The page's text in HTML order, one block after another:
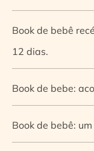
Book de bebê
12 dias.
Book de bebe:
Book de bebê: